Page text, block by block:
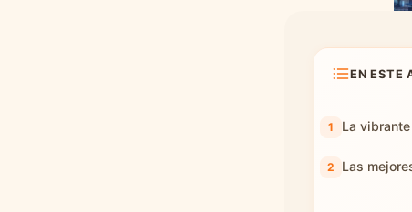
EN ESTE
La
Las